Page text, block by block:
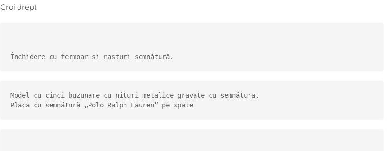
Croi drept
Închidere cu fermoar si nasturi semnătură.
Model cu cinci buzunare cu nituri metalice gravate cu semnătura.